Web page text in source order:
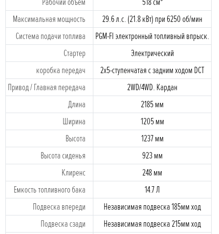
Максимальная мощность
29.6 л.с. (21.8 кВт) при 6250 об/мин
Система подачи топлива
PGM-FI электронный топливный впрыск.
Стартеp
Электрический
коробка передач
2x5-ступенчатая с задним ходом DCT
Привод / Главная передача
2WD/4WD. Кардан
Длина
2185 мм
Ширина
1205 мм
Высота
1237 мм
Высота сиденья
923 мм
Клиренс
248 мм
Емкость топливного бака
14.7 Л
Подвескa впереди
Независимая подвеска 185мм ход
Подвескa cзади
Независимая подвеска 215мм ход